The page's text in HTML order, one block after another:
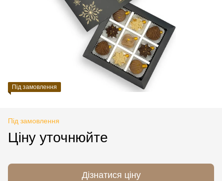
Під замовлення
Під замовлення
Ціну уточнюйте
Дізнатися ціну